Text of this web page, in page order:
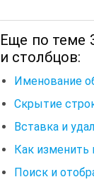
Еще по теме
и столбцов:
Именование
Скрытие
Вставка и
Как изменить
Поиск и